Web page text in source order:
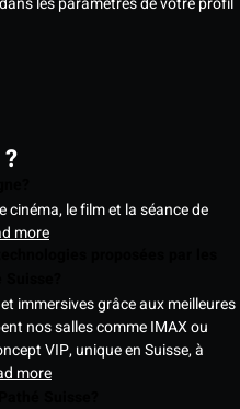
cinéma, le film et la séance de
more
immersives grâce aux meilleures
nos salles comme IMAX ou
VIP, unique en Suisse, à
more